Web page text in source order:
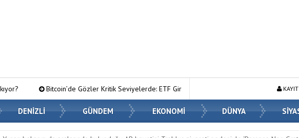
Gözler Kritik Seviyelerde: ETF Girişleri ve Makro Riskler Fiyatı Nasıl Etkiliyor? Ahmet
DENİZLİ GÜNDEM EKONOMİ DÜNYA